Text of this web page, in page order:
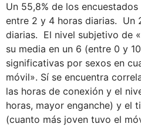
Un 55,8% de los
entre 2 y 4 horas diarias. Un
diarias. El nivel subjetivo de
su media en un 6 (entre 0 y
significativas por sexos en
móvil». Sí se encuentra
las horas de conexión y el
horas, mayor enganche) y el
(cuanto más joven tuvo el